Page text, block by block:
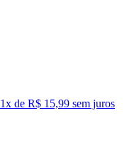
1x de R$ 15,99 sem juros